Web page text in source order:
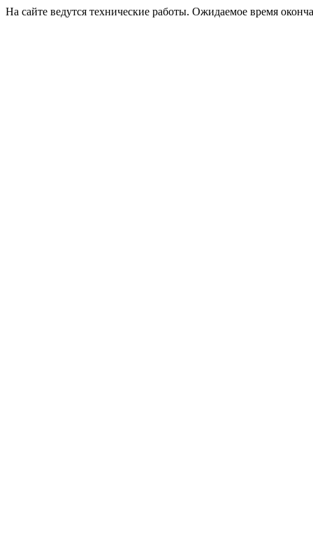
На сайте ведутся технические работы. Ожидаемое время